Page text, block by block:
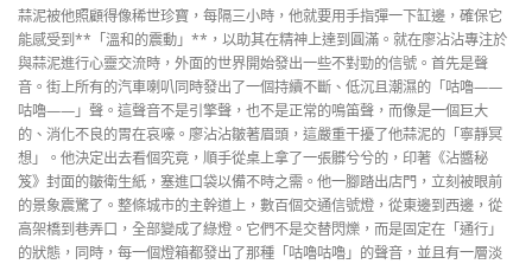
蒜泥被他照顧得像稀世珍寶，每隔三小時，他就要用手指彈一下缸邊，確保它
能感受到**「溫和的震動」**，以助其在精神上達到圓滿。就在廖沾沾專注於
與蒜泥進行心靈交流時，外面的世界開始發出一些不對勁的信號。首先是聲
音。街上所有的汽車喇叭同時發出了一個持續不斷、低沉且潮濕的「咕嚕——
咕嚕——」聲。這聲音不是引擎聲，也不是正常的鳴笛聲，而像是一個巨大
的、消化不良的胃在哀嚎。廖沾沾皺著眉頭，這嚴重干擾了他蒜泥的「寧靜冥
想」。他決定出去看個究竟，順手從桌上拿了一張髒兮兮的，印著《沾醬秘
笈》封面的皺衛生紙，塞進口袋以備不時之需。他一腳踏出店門，立刻被眼前
的景象震驚了。整條城市的主幹道上，數百個交通信號燈，從東邊到西邊，從
高架橋到巷弄口，全部變成了綠燈。它們不是交替閃爍，而是固定在「通行」
的狀態，同時，每一個燈箱都發出了那種「咕嚕咕嚕」的聲音，並且有一層淡